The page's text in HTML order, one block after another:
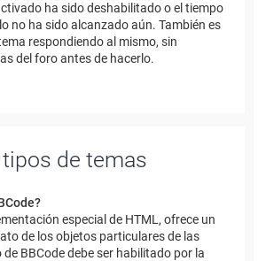
ha sido deshabilitado o el tiempo
no ha sido alcanzado aún. También es
respondiendo al mismo, sin
del foro antes de hacerlo.
de temas
especial de HTML, ofrece un
de los objetos particulares de las
BBCode debe ser habilitado por la